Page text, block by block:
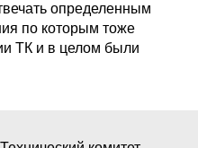
определенным
по которым тоже
ТК и в целом были